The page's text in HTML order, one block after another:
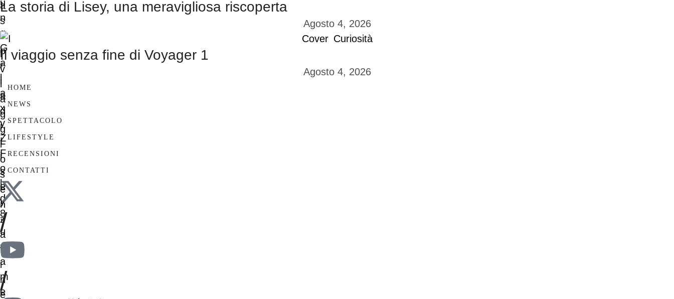
La storia di Lisey, una meravigliosa riscoperta
Agosto 4, 2026
Cover Curiosità
Il viaggio senza fine di Voyager 1
Agosto 4, 2026
HOME
NEWS
SPETTACOLO
LIFESTYLE
RECENSIONI
CONTATTI
/
/